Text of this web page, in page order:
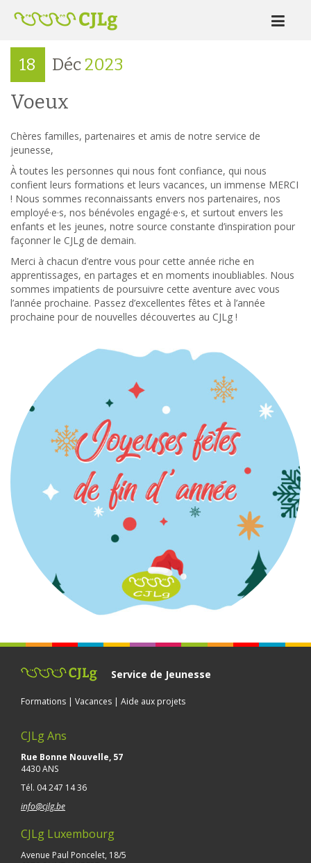
18 Déc 2023
Voeux
Chères familles, partenaires et amis de notre service de
jeunesse,
À toutes les personnes qui nous font confiance, qui nous
confient leurs formations et leurs vacances, un immense MERCI
! Nous sommes reconnaissants envers nos partenaires, nos
employé·e·s, nos bénévoles engagé·e·s, et surtout envers les
enfants et les jeunes, notre source constante d’inspiration pour
façonner le CJLg de demain.
Merci à chacun d’entre vous pour cette année riche en
apprentissages, en partages et en moments inoubliables. Nous
sommes impatients de poursuivre cette aventure avec vous
l’année prochaine. Passez d’excellentes fêtes et à l’année
prochaine pour de nouvelles découvertes au CJLg !
Service de Jeunesse
Formations | Vacances | Aide aux projets
CJLg Ans
Rue Bonne Nouvelle, 57
4430 ANS
Tél. 04 247 14 36
info@cjlg.be
CJLg Luxembourg
Avenue Paul Poncelet, 18/5